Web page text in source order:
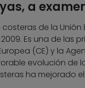
a
de la
Es una de las
(CE) y la
evolución de
ha mejorado